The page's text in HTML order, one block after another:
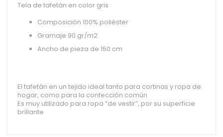
Tela de tafetán en color gris
Composición 100% poliéster
Gramaje 90 gr/m2
Ancho de pieza de 150 cm
El tafetán en un tejido ideal tanto para cortinas y ropa de
hogar, como para la confección común
Es muy utilizado para ropa “de vestir”, por su superficie
brillante